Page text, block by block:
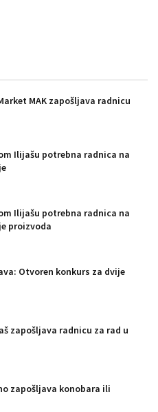
MAK zapošljava radnicu
Ilijašu potrebna radnica na
Ilijašu potrebna radnica na
proizvoda
Otvoren konkurs za dvije
zapošljava radnicu za rad u
zapošljava konobara ili